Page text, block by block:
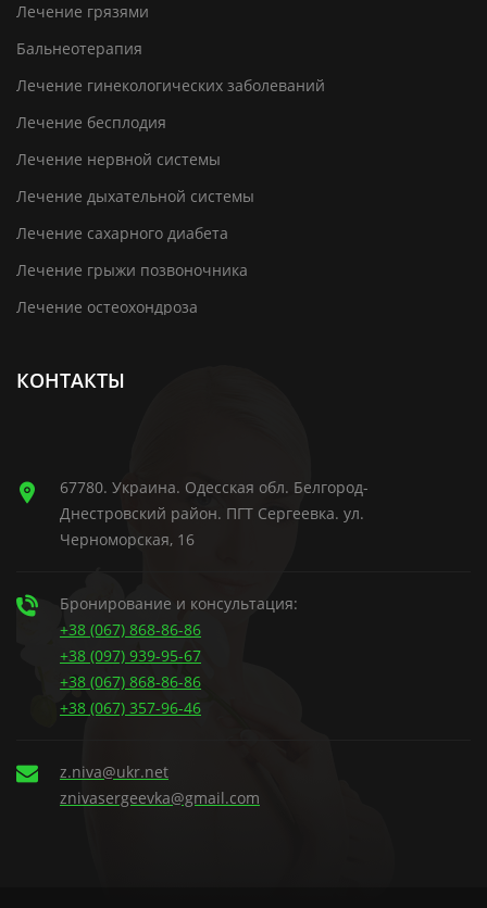
Лечение грязями
Бальнеотерапия
Лечение гинекологических заболеваний
Лечение бесплодия
Лечение нервной системы
Лечение дыхательной системы
Лечение сахарного диабета
Лечение грыжи позвоночника
Лечение остеохондроза
КОНТАКТЫ
67780. Украина. Одесская обл. Белгород-
Днестровский район. ПГТ Сергеевка. ул.
Черноморская, 16
Бронирование и консультация:
+38 (067) 868-86-86
+38 (097) 939-95-67
+38 (067) 868-86-86
+38 (067) 357-96-46
z.niva@ukr.net
znivasergeevka@gmail.com